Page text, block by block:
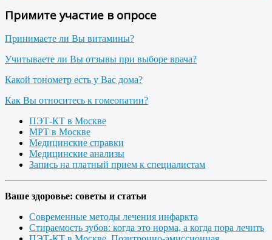
Примите участие в опросе
Принимаете ли Вы витамины?
Учитываете ли Вы отзывы при выборе врача?
Какой тонометр есть у Вас дома?
Как Вы относитесь к гомеопатии?
ПЭТ-КТ в Москве
МРТ в Москве
Медицинские справки
Медицинские анализы
Запись на платный прием к специалистам
Ваше здоровье: советы и статьи
Современные методы лечения инфаркта
Стираемость зубов: когда это норма, а когда пора лечить